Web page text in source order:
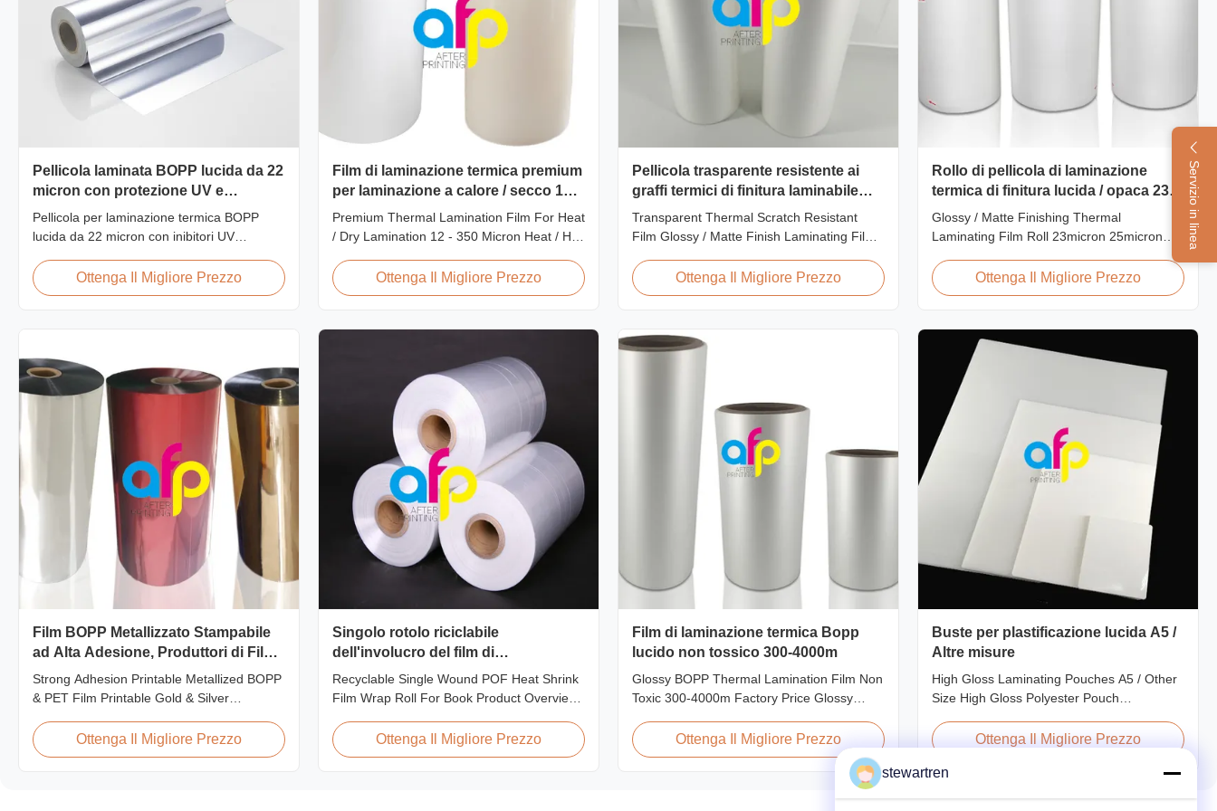
Servizio in linea
Pellicola laminata BOPP lucida da 22
micron con protezione UV e
resistente ai graffi
Pellicola per laminazione termica BOPP
lucida da 22 micron con inibitori UV
larghezza 2.000 mm e chiarezza ottica ≥
92%, progettata per segnaletica esterna,
Ottenga Il Migliore Prezzo
Film di laminazione termica premium
per laminazione a calore / secco 12 -
350 micron
Premium Thermal Lamination Film For Heat
/ Dry Lamination 12 - 350 Micron Heat / Hot
Roll Thermal Lamination Film BOPP
Thermal Lamination Film Technical
Material BOPP (Biaxially Oriented
Ottenga Il Migliore Prezzo
Pellicola trasparente resistente ai
graffi termici di finitura laminabile
lucida / opaca Approvazione SGS
Transparent Thermal Scratch Resistant
Film Glossy / Matte Finish Laminating Film
Scratch Resistant Thermal Lamination Film
China Supplier Item Price Offer Glossy and
BOPP + EVA Roll ...
Ottenga Il Migliore Prezzo
Rollo di pellicola di laminazione
termica di finitura lucida / opaca 23
micron 25 micron
Glossy / Matte Finishing Thermal
Laminating Film Roll 23micron 25micron
FDA Quality Thermal Laminating Film Roll
Thermal Laminating Film Roll is used to
laminate printed paper or paperboard by
machines. Available in two finishings:
Glossy (also called Bright ...
Ottenga Il Migliore Prezzo
Film BOPP Metallizzato Stampabile
ad Alta Adesione, Produttori di Film
PET Metallizzato
Strong Adhesion Printable Metallized BOPP
& PET Film Printable Gold & Silver
metallized thermal laminating film creates
an aluminum paper-like finish when
Ottenga Il Migliore Prezzo
Singolo rotolo riciclabile
dell'involucro del film di
strizzacervelli di calore di Pof della
ferita per il libro
Recyclable Single Wound POF Heat Shrink
Film Wrap Roll For Book Product Overview
most widely used shrink packaging material
due to being cost-effective, strong, shape-
Ottenga Il Migliore Prezzo
Film di laminazione termica Bopp
lucido non tossico 300-4000m
Glossy BOPP Thermal Lamination Film Non
Toxic 300-4000m Factory Price Glossy
toxic, pollution-free, high transparency and
gloss, low static, wear resistance, long
ageing of corona, few defects and good
tearing off. This product is mainly used for
Ottenga Il Migliore Prezzo
Buste per plastificazione lucida A5 /
Altre misure
High Gloss Laminating Pouches A5 / Other
Size High Gloss Polyester Pouch
A2/A3/A4/A5/A6/A7/A8/B4/B5 Specifications
Packing 60micron | 2.4mil | 240gauge
Ottenga Il Migliore Prezzo
stewartren